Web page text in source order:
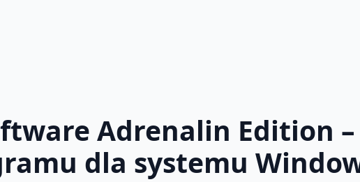
Adrenalin Edition
dla systemu